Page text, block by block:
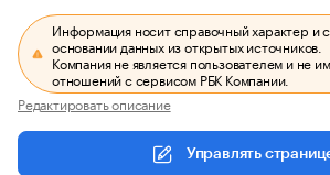
Информация носит справочный характер и
основании данных из открытых источников.
Компания не является пользователем и не
отношений с сервисом РБК Компании.
Редактировать описание
Управлять